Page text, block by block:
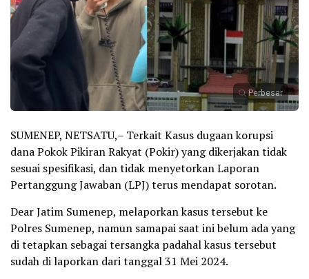
Perbesar
SUMENEP, NETSATU,– Terkait Kasus dugaan korupsi
dana Pokok Pikiran Rakyat (Pokir) yang dikerjakan tidak
sesuai spesifikasi, dan tidak menyetorkan Laporan
Pertanggung Jawaban (LPJ) terus mendapat sorotan.
Dear Jatim Sumenep, melaporkan kasus tersebut ke
Polres Sumenep, namun samapai saat ini belum ada yang
di tetapkan sebagai tersangka padahal kasus tersebut
sudah di laporkan dari tanggal 31 Mei 2024.